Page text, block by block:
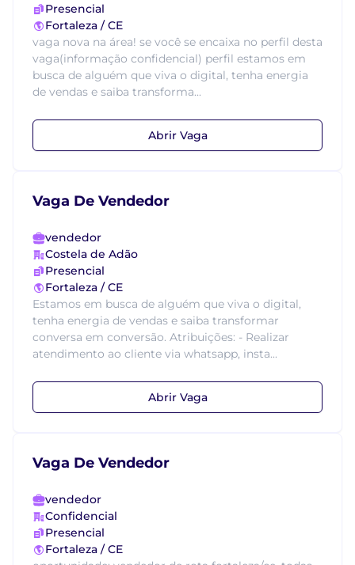
Presencial
Fortaleza / CE
vaga nova na área! se você se encaixa no perfil desta
vaga(informação confidencial) perfil estamos em
busca de alguém que viva o digital, tenha energia
de vendas e saiba transforma...
Abrir Vaga
Vaga De Vendedor
vendedor
Costela de Adão
Presencial
Fortaleza / CE
Estamos em busca de alguém que viva o digital,
tenha energia de vendas e saiba transformar
conversa em conversão. Atribuições: - Realizar
atendimento ao cliente via whatsapp, insta...
Abrir Vaga
Vaga De Vendedor
vendedor
Confidencial
Presencial
Fortaleza / CE